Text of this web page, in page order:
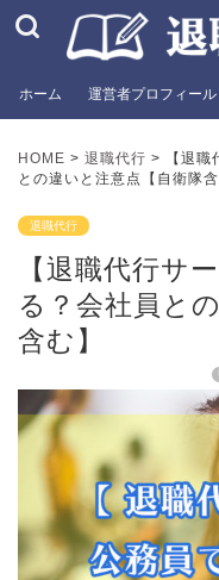
ホーム 運営者プロフィール
HOME > 退職代行 >
【退
との違いと注意点【自衛隊含
退職代行
【退職代行サ
る？会社員と
含む】